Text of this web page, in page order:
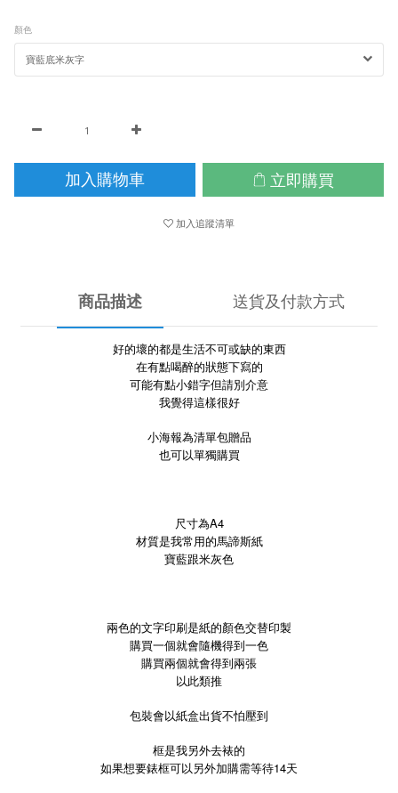
顏色
加入購物車 立即購買
加入追蹤清單
商品描述 送貨及付款方式
好的壞的都是生活不可或缺的東西
在有點喝醉的狀態下寫的
可能有點小錯字但請別介意
我覺得這樣很好
小海報為清單包贈品
也可以單獨購買
尺寸為A4
材質是我常用的馬諦斯紙
寶藍跟米灰色
兩色的文字印刷是紙的顏色交替印製
購買一個就會隨機得到一色
購買兩個就會得到兩張
以此類推
包裝會以紙盒出貨不怕壓到
框是我另外去裱的
如果想要錶框可以另外加購需等待14天